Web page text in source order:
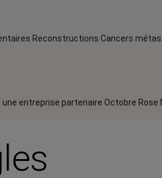
Reconstructions Cancers
une entreprise partenaire Octobre Rose